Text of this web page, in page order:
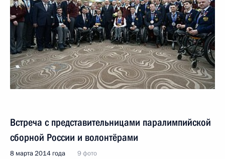
Встреча с представительницами паралимпийской
сборной России и волонтёрами
8 марта 2014 года 9 фото